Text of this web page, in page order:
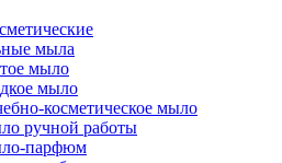
мыла
мыло
мыло
косметическое мыло
ручной работы
парфюм